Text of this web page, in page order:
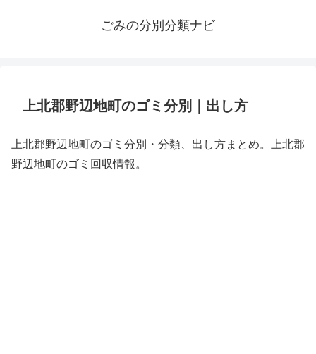
ごみの分別分類ナビ
上北郡野辺地町のゴミ分別｜出し方
上北郡野辺地町のゴミ分別・分類、出し方まとめ。上北郡
野辺地町のゴミ回収情報。